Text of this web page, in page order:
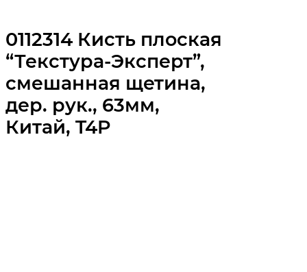
0112314 Кисть плоская
“Текстура-Эксперт”,
смешанная щетина,
дер. рук., 63мм,
Китай, T4P